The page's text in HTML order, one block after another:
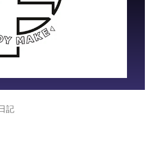
記